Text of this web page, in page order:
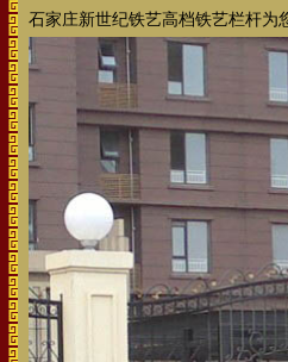
石家庄新世纪铁艺高档铁艺栏杆为